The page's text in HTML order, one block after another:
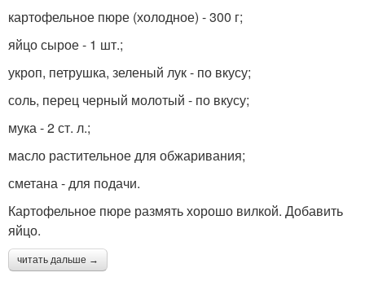
картофельное пюре (холодное) - 300 г;
яйцо сырое - 1 шт.;
укроп, петрушка, зеленый лук - по вкусу;
соль, перец черный молотый - по вкусу;
мука - 2 ст. л.;
масло растительное для обжаривания;
сметана - для подачи.
Картофельное пюре размять хорошо вилкой. Добавить
яйцо.
читать дальше →